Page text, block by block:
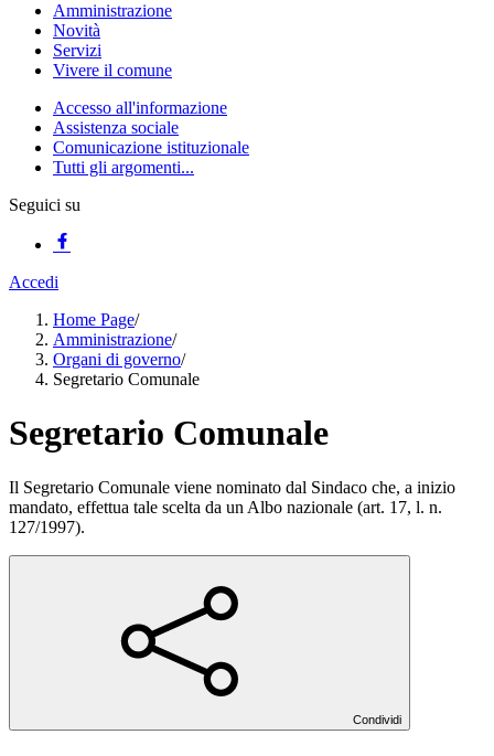
Amministrazione
Novità
Servizi
Vivere il comune
Accesso all'informazione
Assistenza sociale
Comunicazione istituzionale
Tutti gli argomenti...
Seguici su
Accedi
Home Page/
Amministrazione/
Organi di governo/
Segretario Comunale
Segretario Comunale
Il Segretario Comunale viene nominato dal Sindaco che, a inizio
mandato, effettua tale scelta da un Albo nazionale (art. 17, l. n.
127/1997).
Condividi